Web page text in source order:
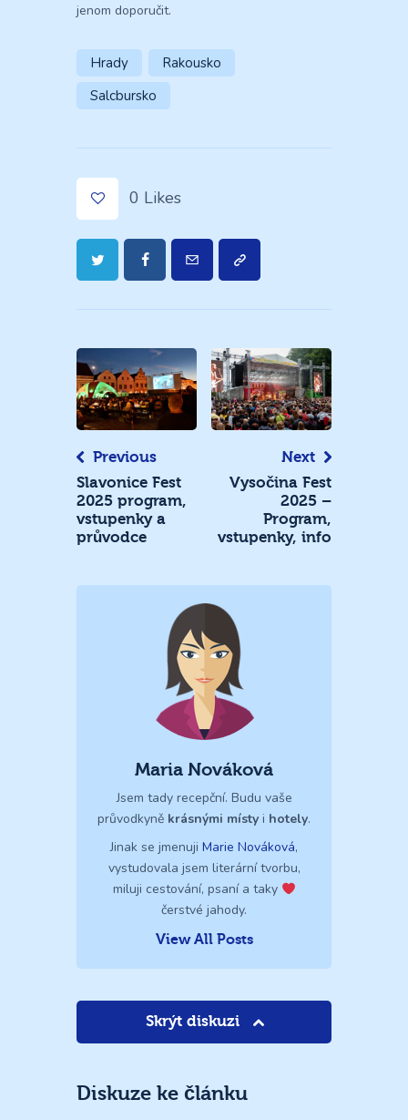
jenom doporučit.
Hrady
Rakousko
Salcbursko
0 Likes
Navigace
pro
příspěvek
Previous
Slavonice Fest
2025 program,
vstupenky a
průvodce
Next
Vysočina Fest
2025 –
Program,
vstupenky, info
Maria Nováková
Jsem tady recepční. Budu vaše
průvodkyně krásnými místy i hotely.
Jinak se jmenuji Marie Nováková,
vystudovala jsem literární tvorbu,
miluji cestování, psaní a taky
čerstvé jahody.
View All Posts
Skrýt diskuzi
Diskuze ke článku